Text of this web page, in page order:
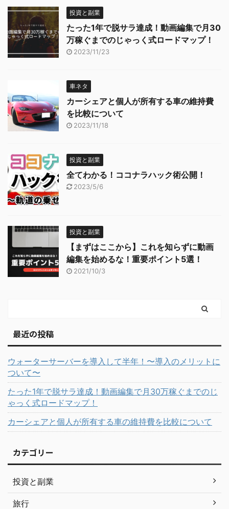
投資と副業
たった1年で脱サラ達成！動画編集で月30
万稼ぐまでのじゃっく式ロードマップ！
2023/11/23
車ネタ
カーシェアと個人が所有する車の維持費
を比較について
2023/11/18
投資と副業
全てわかる！ココナラハック術公開！
2023/5/6
投資と副業
【まずはここから】これを知らずに動画
編集を始めるな！重要ポイント5選！
2021/10/3
最近の投稿
ウォーターサーバーを導入して半年！〜導入のメリットに
ついて〜
たった1年で脱サラ達成！動画編集で月30万稼ぐまでのじ
ゃっく式ロードマップ！
カーシェアと個人が所有する車の維持費を比較について
カテゴリー
投資と副業
旅行